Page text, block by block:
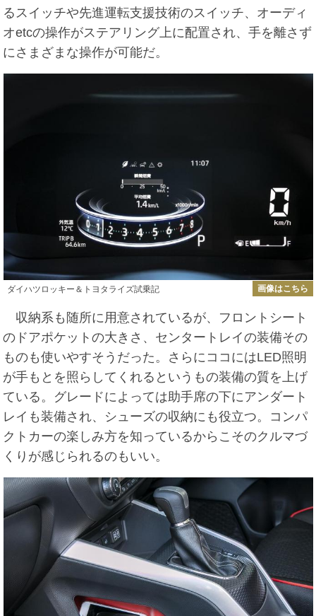
るスイッチや先進運転支援技術のスイッチ、オーディ
オetcの操作がステアリング上に配置され、手を離さず
にさまざまな操作が可能だ。
ダイハツロッキー＆トヨタライズ試乗記 画像はこちら
収納系も随所に用意されているが、フロントシート
のドアポケットの大きさ、センタートレイの装備その
ものも使いやすそうだった。さらにココにはLED照明
が手もとを照らしてくれるというもの装備の質を上げ
ている。グレードによっては助手席の下にアンダート
レイも装備され、シューズの収納にも役立つ。コンパ
クトカーの楽しみ方を知っているからこそのクルマづ
くりが感じられるのもいい。